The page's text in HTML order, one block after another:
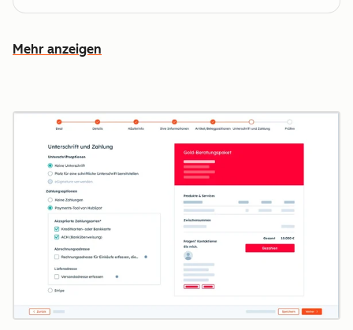
Mehr anzeigen
Weitere Funktionen ansehen